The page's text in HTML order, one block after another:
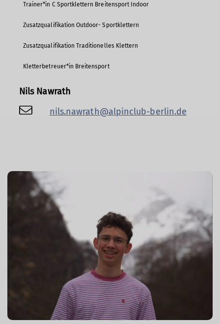
Trainer*in C Sportklettern Breitensport Indoor
Zusatzqualifikation Outdoor- Sportklettern
Zusatzqualifikation Traditionelles Klettern
Kletterbetreuer*in Breitensport
Nils Nawrath
nils.nawrath@alpinclub-berlin.de